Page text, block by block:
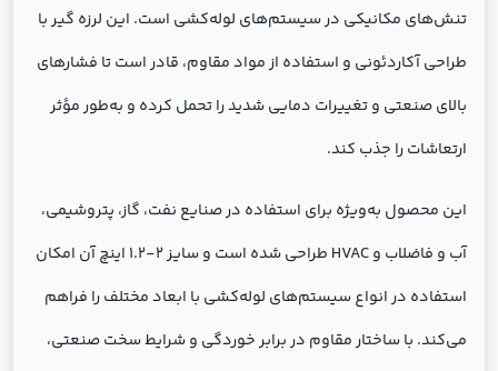
تنش‌های مکانیکی در سیستم‌های لوله‌کشی است. این لرزه گیر با
طراحی آکاردئونی و استفاده از مواد مقاوم، قادر است تا فشارهای
بالای صنعتی و تغییرات دمایی شدید را تحمل کرده و به‌طور مؤثر
ارتعاشات را جذب کند.
این محصول به‌ویژه برای استفاده در صنایع نفت، گاز، پتروشیمی،
آب و فاضلاب و HVAC طراحی شده است و سایز 2-1.2 اینچ آن امکان
استفاده در انواع سیستم‌های لوله‌کشی با ابعاد مختلف را فراهم
می‌کند. با ساختار مقاوم در برابر خوردگی و شرایط سخت صنعتی،